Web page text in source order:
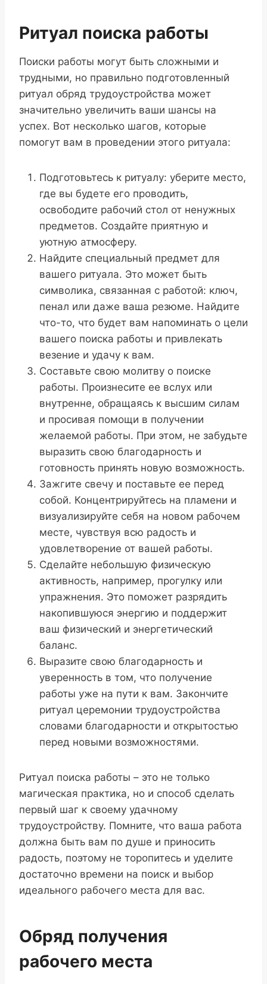
Ритуал поиска работы
Поиски работы могут быть сложными и
трудными, но правильно подготовленный
ритуал обряд трудоустройства может
значительно увеличить ваши шансы на
успех. Вот несколько шагов, которые
помогут вам в проведении этого ритуала:
Подготовьтесь к ритуалу: уберите место,
где вы будете его проводить,
освободите рабочий стол от ненужных
предметов. Создайте приятную и
уютную атмосферу.
Найдите специальный предмет для
вашего ритуала. Это может быть
символика, связанная с работой: ключ,
пенал или даже ваша резюме. Найдите
что-то, что будет вам напоминать о цели
вашего поиска работы и привлекать
везение и удачу к вам.
Составьте свою молитву о поиске
работы. Произнесите ее вслух или
внутренне, обращаясь к высшим силам
и просивая помощи в получении
желаемой работы. При этом, не забудьте
выразить свою благодарность и
готовность принять новую возможность.
Зажгите свечу и поставьте ее перед
собой. Концентрируйтесь на пламени и
визуализируйте себя на новом рабочем
месте, чувствуя всю радость и
удовлетворение от вашей работы.
Сделайте небольшую физическую
активность, например, прогулку или
упражнения. Это поможет разрядить
накопившуюся энергию и поддержит
ваш физический и энергетический
баланс.
Выразите свою благодарность и
уверенность в том, что получение
работы уже на пути к вам. Закончите
ритуал церемонии трудоустройства
словами благодарности и открытостью
перед новыми возможностями.
Ритуал поиска работы – это не только
магическая практика, но и способ сделать
первый шаг к своему удачному
трудоустройству. Помните, что ваша работа
должна быть вам по душе и приносить
радость, поэтому не торопитесь и уделите
достаточно времени на поиск и выбор
идеального рабочего места для вас.
Обряд получения
рабочего места